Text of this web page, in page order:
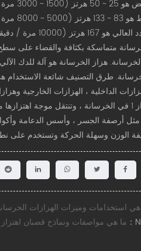
/ دقيقة) ؛
/ دقيقة) ؛
(10000 مرة / دقيقة) أو أكثر.
متماسكة بكثافة والقضاء على
هزاز الخرسانة هو آلة للدك
طرق التصنيف شائعة الاستخدام
تُعرف الهزازات الداخلية أيضًا باسم الهزازات الإضافية. عند العمل ، يتم إدخال رأس الاهتزاز 1 في الخرسانة ،
مثل أرصفة الجسر ، وأسس الدعامة
الوزن وسهلة الحركة وتستخدم على
استخدامات وميزات الهزازات
ما هي مواصفات ونماذج قضبان